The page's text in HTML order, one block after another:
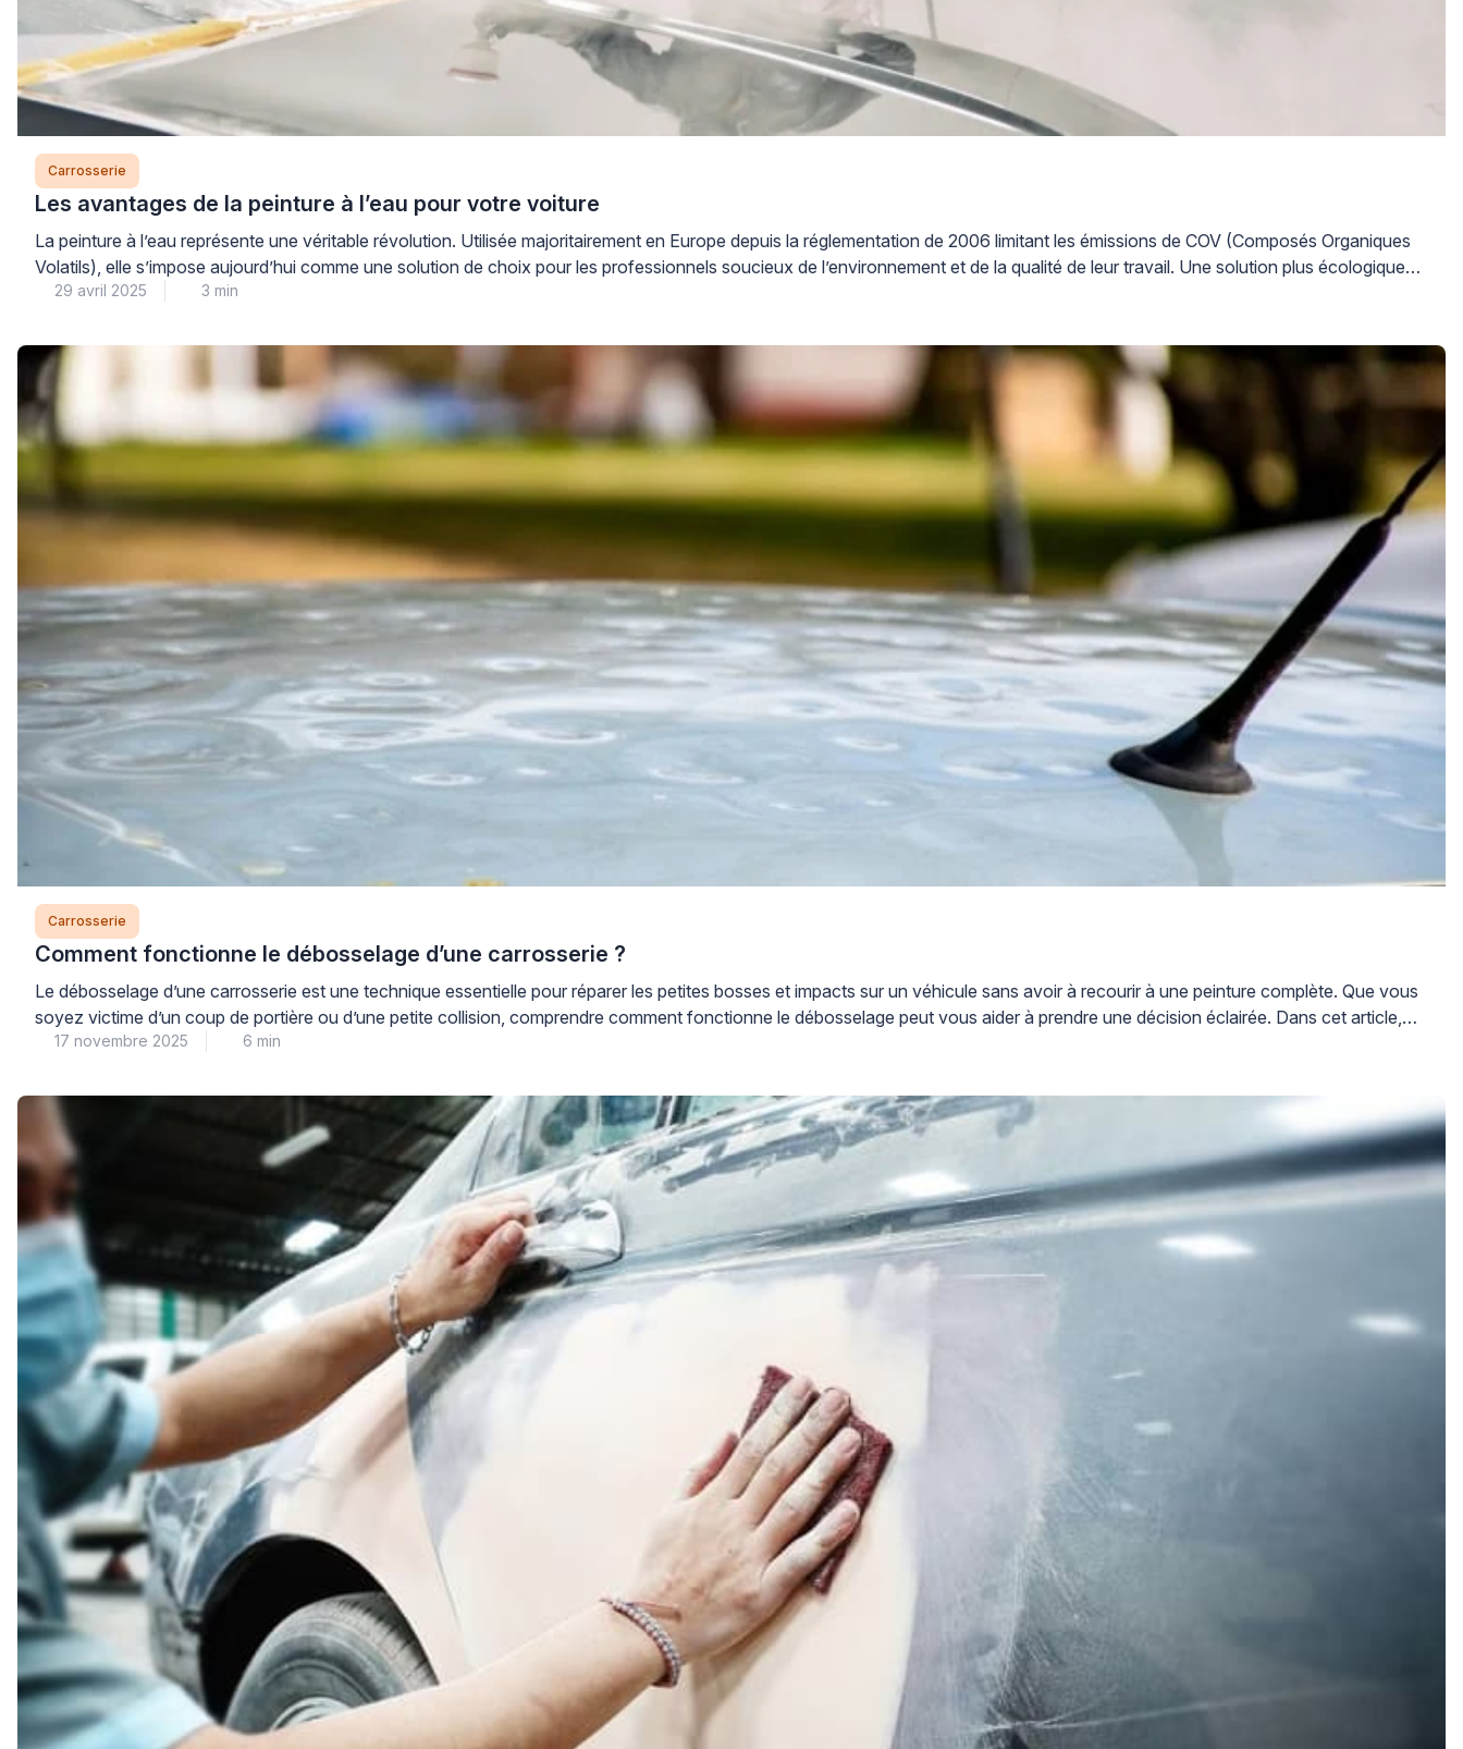
Carrosserie
Les avantages de la peinture à l’eau pour votre voiture
La peinture à l’eau représente une véritable révolution. Utilisée majoritairement en Europe depuis la réglementation de 2006 limitant les émissions de COV (Composés Organiques
Volatils), elle s’impose aujourd’hui comme une solution de choix pour les professionnels soucieux de l’environnement et de la qualité de leur travail. Une solution plus écologique
La peinture à l’eau, également […]
29 avril 2025 3 min
Carrosserie
Comment fonctionne le débosselage d’une carrosserie ?
Le débosselage d’une carrosserie est une technique essentielle pour réparer les petites bosses et impacts sur un véhicule sans avoir à recourir à une peinture complète. Que vous
soyez victime d’un coup de portière ou d’une petite collision, comprendre comment fonctionne le débosselage peut vous aider à prendre une décision éclairée. Dans cet article,
nous […]
17 novembre 2025 6 min